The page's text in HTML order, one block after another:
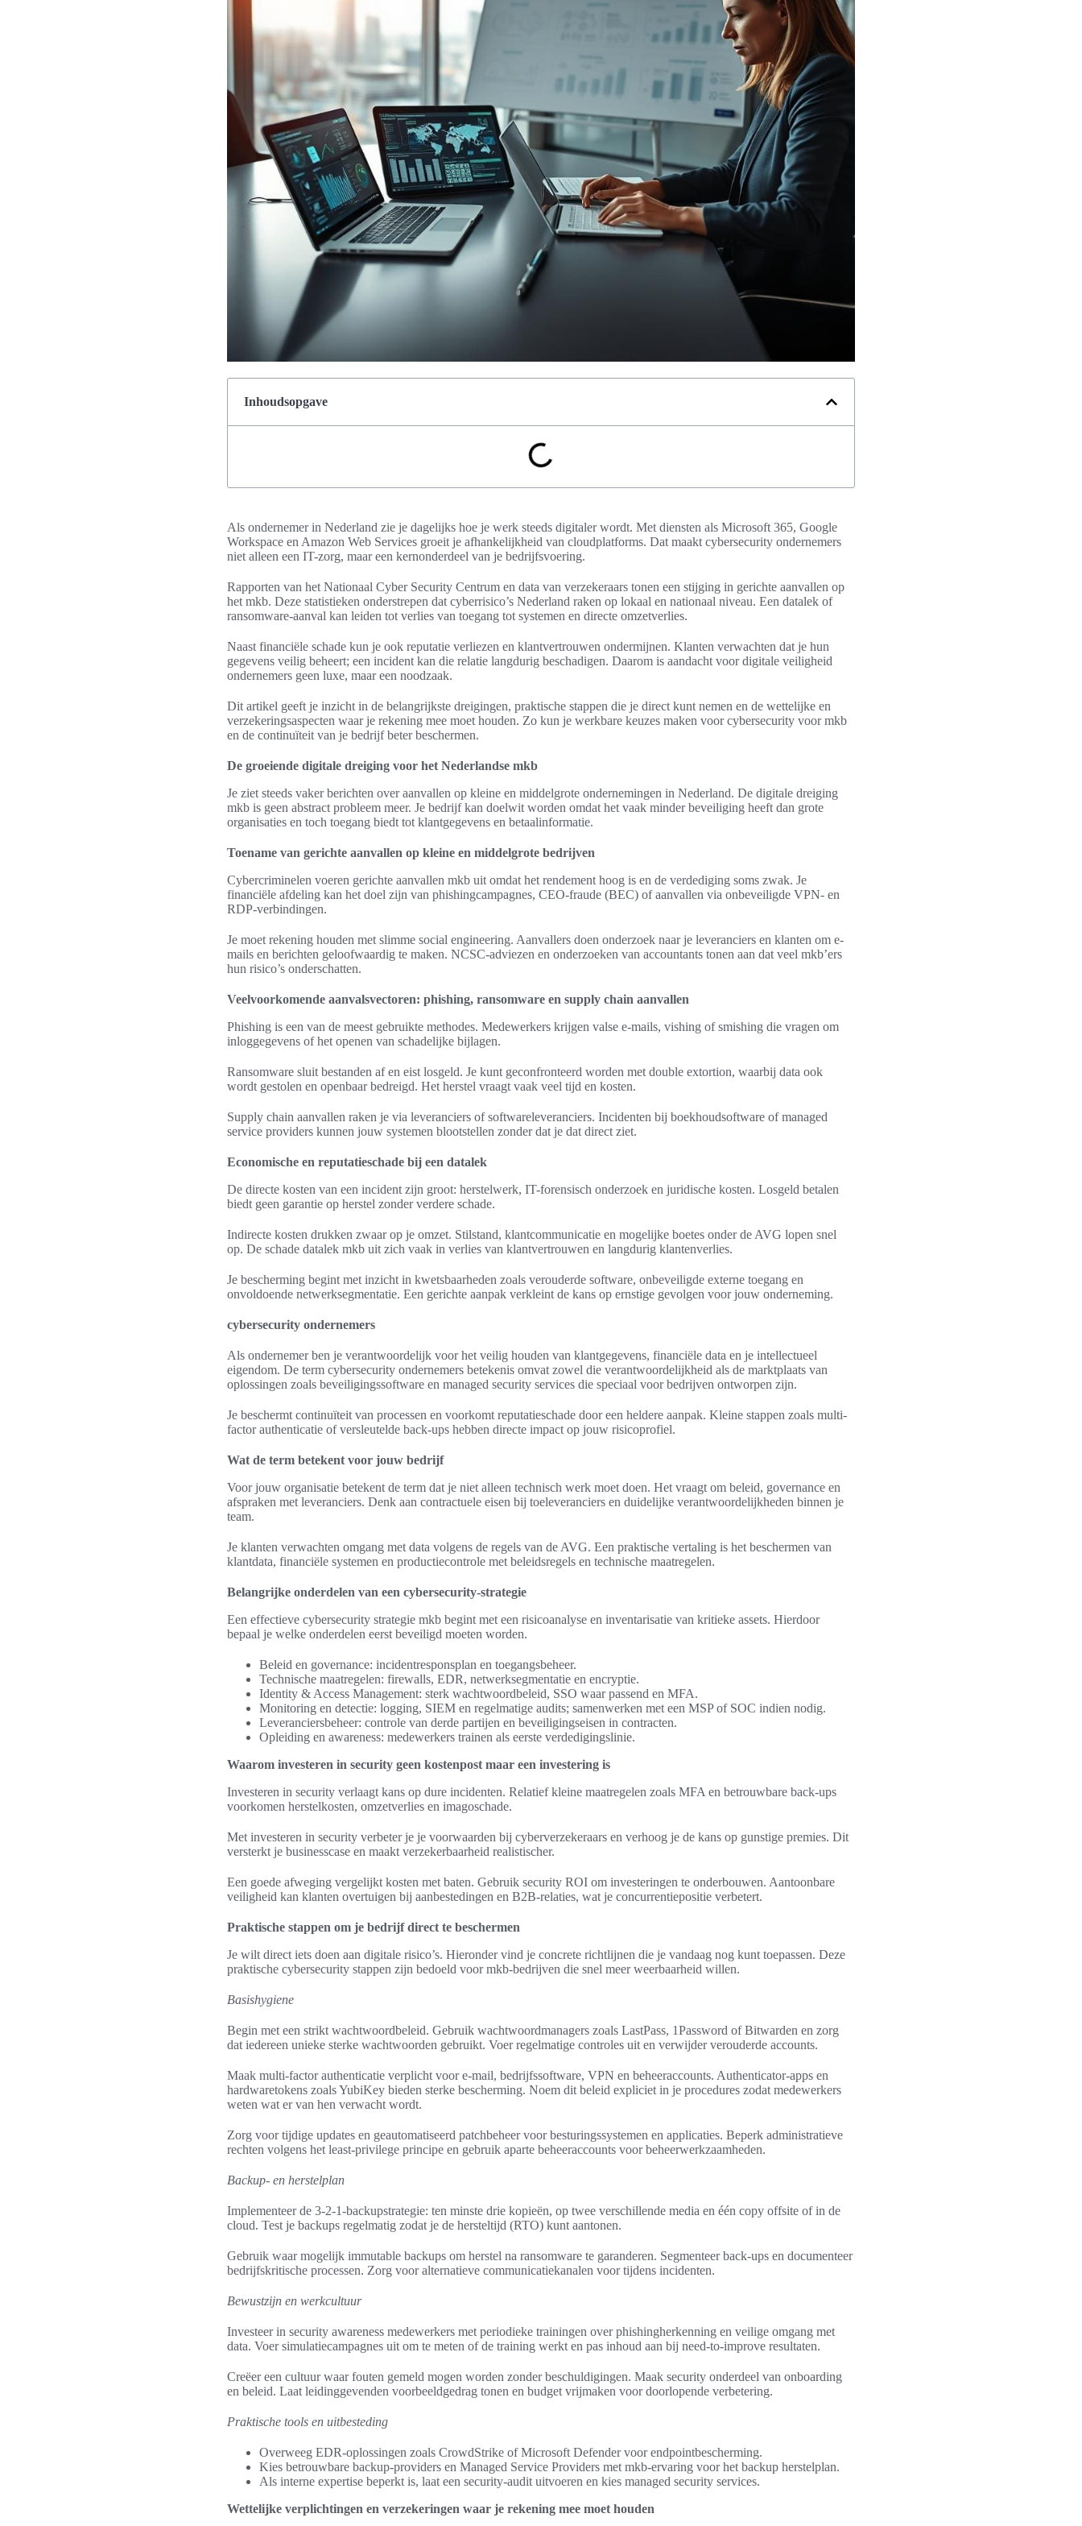
Inhoudsopgave
Als ondernemer in Nederland zie je dagelijks hoe je werk steeds digitaler wordt. Met diensten als Microsoft 365, Google
Workspace en Amazon Web Services groeit je afhankelijkheid van cloudplatforms. Dat maakt cybersecurity ondernemers
niet alleen een IT-zorg, maar een kernonderdeel van je bedrijfsvoering.
Rapporten van het Nationaal Cyber Security Centrum en data van verzekeraars tonen een stijging in gerichte aanvallen op
het mkb. Deze statistieken onderstrepen dat cyberrisico’s Nederland raken op lokaal en nationaal niveau. Een datalek of
ransomware-aanval kan leiden tot verlies van toegang tot systemen en directe omzetverlies.
Naast financiële schade kun je ook reputatie verliezen en klantvertrouwen ondermijnen. Klanten verwachten dat je hun
gegevens veilig beheert; een incident kan die relatie langdurig beschadigen. Daarom is aandacht voor digitale veiligheid
ondernemers geen luxe, maar een noodzaak.
Dit artikel geeft je inzicht in de belangrijkste dreigingen, praktische stappen die je direct kunt nemen en de wettelijke en
verzekeringsaspecten waar je rekening mee moet houden. Zo kun je werkbare keuzes maken voor cybersecurity voor mkb
en de continuïteit van je bedrijf beter beschermen.
De groeiende digitale dreiging voor het Nederlandse mkb
Je ziet steeds vaker berichten over aanvallen op kleine en middelgrote ondernemingen in Nederland. De digitale dreiging
mkb is geen abstract probleem meer. Je bedrijf kan doelwit worden omdat het vaak minder beveiliging heeft dan grote
organisaties en toch toegang biedt tot klantgegevens en betaalinformatie.
Toename van gerichte aanvallen op kleine en middelgrote bedrijven
Cybercriminelen voeren gerichte aanvallen mkb uit omdat het rendement hoog is en de verdediging soms zwak. Je
financiële afdeling kan het doel zijn van phishingcampagnes, CEO-fraude (BEC) of aanvallen via onbeveiligde VPN- en
RDP-verbindingen.
Je moet rekening houden met slimme social engineering. Aanvallers doen onderzoek naar je leveranciers en klanten om e-
mails en berichten geloofwaardig te maken. NCSC-adviezen en onderzoeken van accountants tonen aan dat veel mkb’ers
hun risico’s onderschatten.
Veelvoorkomende aanvalsvectoren: phishing, ransomware en supply chain aanvallen
Phishing is een van de meest gebruikte methodes. Medewerkers krijgen valse e-mails, vishing of smishing die vragen om
inloggegevens of het openen van schadelijke bijlagen.
Ransomware sluit bestanden af en eist losgeld. Je kunt geconfronteerd worden met double extortion, waarbij data ook
wordt gestolen en openbaar bedreigd. Het herstel vraagt vaak veel tijd en kosten.
Supply chain aanvallen raken je via leveranciers of softwareleveranciers. Incidenten bij boekhoudsoftware of managed
service providers kunnen jouw systemen blootstellen zonder dat je dat direct ziet.
Economische en reputatieschade bij een datalek
De directe kosten van een incident zijn groot: herstelwerk, IT-forensisch onderzoek en juridische kosten. Losgeld betalen
biedt geen garantie op herstel zonder verdere schade.
Indirecte kosten drukken zwaar op je omzet. Stilstand, klantcommunicatie en mogelijke boetes onder de AVG lopen snel
op. De schade datalek mkb uit zich vaak in verlies van klantvertrouwen en langdurig klantenverlies.
Je bescherming begint met inzicht in kwetsbaarheden zoals verouderde software, onbeveiligde externe toegang en
onvoldoende netwerksegmentatie. Een gerichte aanpak verkleint de kans op ernstige gevolgen voor jouw onderneming.
cybersecurity ondernemers
Als ondernemer ben je verantwoordelijk voor het veilig houden van klantgegevens, financiële data en je intellectueel
eigendom. De term cybersecurity ondernemers betekenis omvat zowel die verantwoordelijkheid als de marktplaats van
oplossingen zoals beveiligingssoftware en managed security services die speciaal voor bedrijven ontworpen zijn.
Je beschermt continuïteit van processen en voorkomt reputatieschade door een heldere aanpak. Kleine stappen zoals multi-
factor authenticatie of versleutelde back-ups hebben directe impact op jouw risicoprofiel.
Wat de term betekent voor jouw bedrijf
Voor jouw organisatie betekent de term dat je niet alleen technisch werk moet doen. Het vraagt om beleid, governance en
afspraken met leveranciers. Denk aan contractuele eisen bij toeleveranciers en duidelijke verantwoordelijkheden binnen je
team.
Je klanten verwachten omgang met data volgens de regels van de AVG. Een praktische vertaling is het beschermen van
klantdata, financiële systemen en productiecontrole met beleidsregels en technische maatregelen.
Belangrijke onderdelen van een cybersecurity-strategie
Een effectieve cybersecurity strategie mkb begint met een risicoanalyse en inventarisatie van kritieke assets. Hierdoor
bepaal je welke onderdelen eerst beveiligd moeten worden.
Beleid en governance: incidentresponsplan en toegangsbeheer.
Technische maatregelen: firewalls, EDR, netwerksegmentatie en encryptie.
Identity & Access Management: sterk wachtwoordbeleid, SSO waar passend en MFA.
Monitoring en detectie: logging, SIEM en regelmatige audits; samenwerken met een MSP of SOC indien nodig.
Leveranciersbeheer: controle van derde partijen en beveiligingseisen in contracten.
Opleiding en awareness: medewerkers trainen als eerste verdedigingslinie.
Waarom investeren in security geen kostenpost maar een investering is
Investeren in security verlaagt kans op dure incidenten. Relatief kleine maatregelen zoals MFA en betrouwbare back-ups
voorkomen herstelkosten, omzetverlies en imagoschade.
Met investeren in security verbeter je je voorwaarden bij cyberverzekeraars en verhoog je de kans op gunstige premies. Dit
versterkt je businesscase en maakt verzekerbaarheid realistischer.
Een goede afweging vergelijkt kosten met baten. Gebruik security ROI om investeringen te onderbouwen. Aantoonbare
veiligheid kan klanten overtuigen bij aanbestedingen en B2B-relaties, wat je concurrentiepositie verbetert.
Praktische stappen om je bedrijf direct te beschermen
Je wilt direct iets doen aan digitale risico’s. Hieronder vind je concrete richtlijnen die je vandaag nog kunt toepassen. Deze
praktische cybersecurity stappen zijn bedoeld voor mkb-bedrijven die snel meer weerbaarheid willen.
Basishygiene
Begin met een strikt wachtwoordbeleid. Gebruik wachtwoordmanagers zoals LastPass, 1Password of Bitwarden en zorg
dat iedereen unieke sterke wachtwoorden gebruikt. Voer regelmatige controles uit en verwijder verouderde accounts.
Maak multi-factor authenticatie verplicht voor e-mail, bedrijfssoftware, VPN en beheeraccounts. Authenticator-apps en
hardwaretokens zoals YubiKey bieden sterke bescherming. Noem dit beleid expliciet in je procedures zodat medewerkers
weten wat er van hen verwacht wordt.
Zorg voor tijdige updates en geautomatiseerd patchbeheer voor besturingssystemen en applicaties. Beperk administratieve
rechten volgens het least-privilege principe en gebruik aparte beheeraccounts voor beheerwerkzaamheden.
Backup- en herstelplan
Implementeer de 3-2-1-backupstrategie: ten minste drie kopieën, op twee verschillende media en één copy offsite of in de
cloud. Test je backups regelmatig zodat je de hersteltijd (RTO) kunt aantonen.
Gebruik waar mogelijk immutable backups om herstel na ransomware te garanderen. Segmenteer back-ups en documenteer
bedrijfskritische processen. Zorg voor alternatieve communicatiekanalen voor tijdens incidenten.
Bewustzijn en werkcultuur
Investeer in security awareness medewerkers met periodieke trainingen over phishingherkenning en veilige omgang met
data. Voer simulatiecampagnes uit om te meten of de training werkt en pas inhoud aan bij need-to-improve resultaten.
Creëer een cultuur waar fouten gemeld mogen worden zonder beschuldigingen. Maak security onderdeel van onboarding
en beleid. Laat leidinggevenden voorbeeldgedrag tonen en budget vrijmaken voor doorlopende verbetering.
Praktische tools en uitbesteding
Overweeg EDR-oplossingen zoals CrowdStrike of Microsoft Defender voor endpointbescherming.
Kies betrouwbare backup-providers en Managed Service Providers met mkb-ervaring voor het backup herstelplan.
Als interne expertise beperkt is, laat een security-audit uitvoeren en kies managed security services.
Wettelijke verplichtingen en verzekeringen waar je rekening mee moet houden